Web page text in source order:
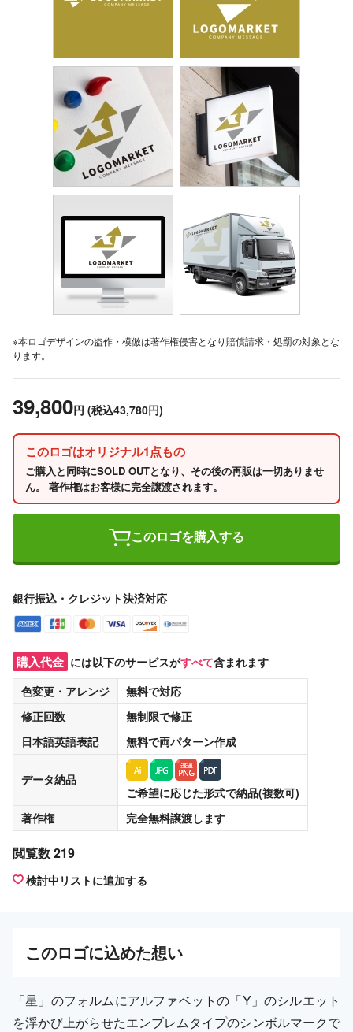
※本ロゴデザインの盗作・模倣は著作権侵害となり賠償請求・処罰の対象とな
ります。
39,800円 (税込43,780円)
このロゴはオリジナル1点もの
ご購入と同時にSOLD OUTとなり、その後の再販は一切ありませ
ん。 著作権はお客様に完全譲渡されます。
このロゴを購入する
銀行振込・クレジット決済対応
購入代金 には以下のサービスがすべて含まれます
色変更・アレンジ
無料で対応
修正回数
無制限で修正
日本語英語表記
無料で両パターン作成
データ納品
ご希望に応じた形式で納品(複数可)
著作権
完全無料譲渡します
閲覧数 219
検討中リストに追加する
このロゴに込めた想い
「星」のフォルムにアルファベットの「Y」のシルエット
を浮かび上がらせたエンブレムタイプのシンボルマークで